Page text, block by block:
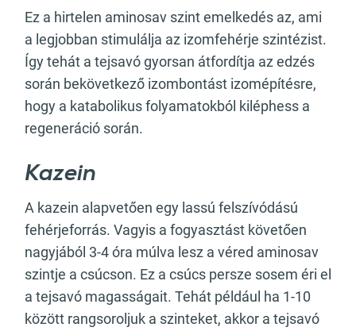
Ez a hirtelen aminosav szint emelkedés az, ami
a legjobban stimulálja az izomfehérje szintézist.
Így tehát a tejsavó gyorsan átfordítja az edzés
során bekövetkező izombontást izomépítésre,
hogy a katabolikus folyamatokból kiléphess a
regeneráció során.
Kazein
A kazein alapvetően egy lassú felszívódású
fehérjeforrás. Vagyis a fogyasztást követően
nagyjából 3-4 óra múlva lesz a véred aminosav
szintje a csúcson. Ez a csúcs persze sosem éri el
a tejsavó magasságait. Tehát például ha 1-10
között rangsoroljuk a szinteket, akkor a tejsavó